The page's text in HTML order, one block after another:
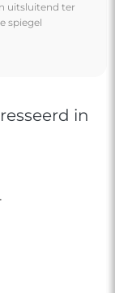
uitsluitend ter
spiegel
in